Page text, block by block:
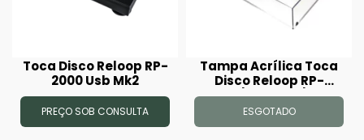
Toca Disco Reloop RP-
2000 Usb Mk2
PREÇO SOB CONSULTA
Tampa Acrílica Toca
Disco Reloop RP-
1000/RP-2000/RP-
4000 MK1 / MK2
ESGOTADO